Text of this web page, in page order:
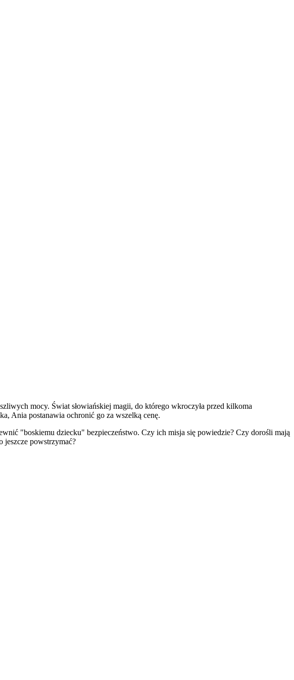
mocy. Świat słowiańskiej magii, do którego wkroczyła przed kilkoma
Ania postanawia ochronić go za wszelką cenę.
"boskiemu dziecku" bezpieczeństwo. Czy ich misja się powiedzie? Czy dorośli mają
jeszcze powstrzymać?